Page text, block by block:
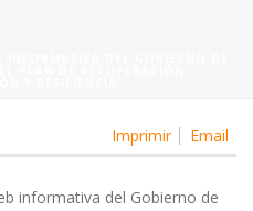
Imprimir Email
informativa del Gobierno de